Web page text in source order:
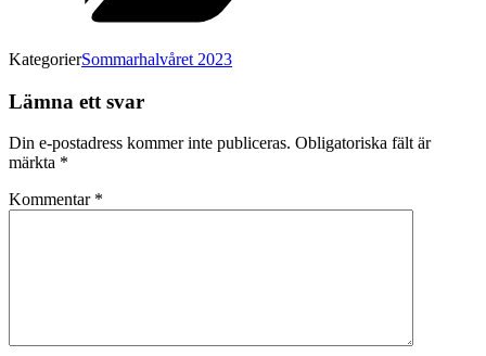
KategorierSommarhalvåret 2023
Lämna ett svar
Din e-postadress kommer inte publiceras. Obligatoriska fält är
märkta *
Kommentar *